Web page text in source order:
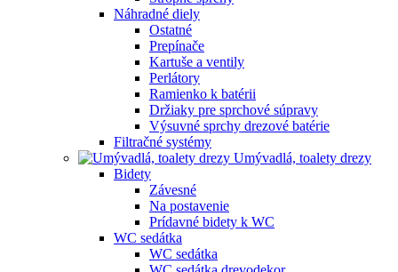
Náhradné diely
Ostatné
Prepínače
Kartuše a ventily
Perlátory
Ramienko k batérii
Držiaky pre sprchové súpravy
Výsuvné sprchy drezové batérie
Filtračné systémy
Umývadlá, toalety drezy
Bidety
Závesné
Na postavenie
Prídavné bidety k WC
WC sedátka
WC sedátka